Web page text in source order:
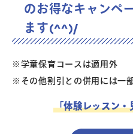
のお得なキャンペ
ます(^^)/
※学童保育コースは適用外
※その他割引との併用には一
「体験レッスン